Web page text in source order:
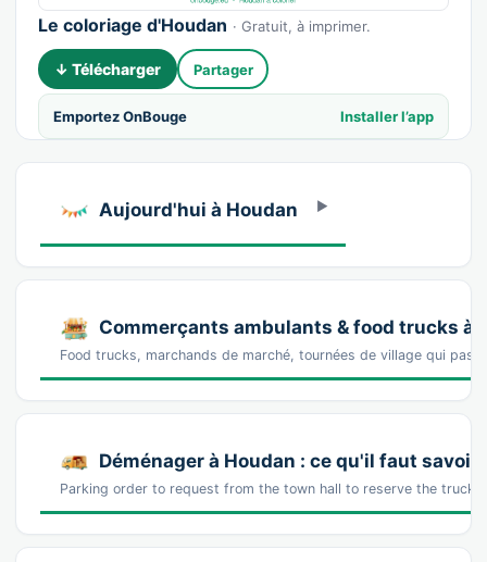
Le coloriage d'Houdan · Gratuit, à imprimer.
↓ Télécharger Partager
Emportez OnBouge Installer l’app
Aujourd'hui à Houdan
Commerçants ambulants & food trucks à
Food trucks, marchands de marché, tournées de village qui
Déménager à Houdan : ce qu'il faut savoir
Parking order to request from the town hall to reserve the